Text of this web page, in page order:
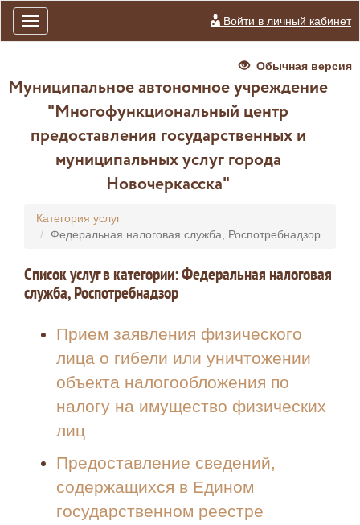
Toggle
navigation
Войти в личный кабинет
Обычная версия
Муниципальное автономное учреждение
"Многофункциональный центр
предоставления государственных и
муниципальных услуг города
Новочеркасска"
Категория услуг
Федеральная налоговая служба, Роспотребнадзор
Список услуг в категории: Федеральная налоговая
служба, Роспотребнадзор
Прием заявления физического
лица о гибели или уничтожении
объекта налогообложения по
налогу на имущество физических
лиц
Предоставление сведений,
содержащихся в Едином
государственном реестре